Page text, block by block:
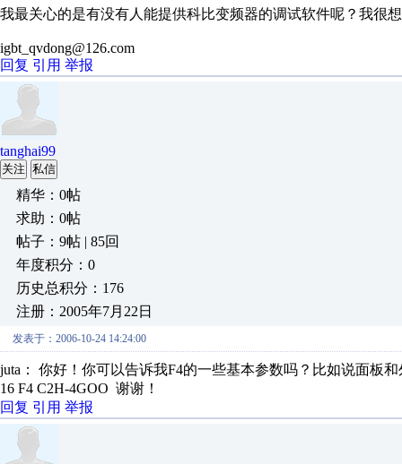
我最关心的是有没有人能提供科比变频器的调试软件呢？我很
igbt_qvdong@126.com
回复 引用 举报
tanghai99
关注 私信
精华：0帖
求助：0帖
帖子：9帖 | 85回
年度积分：0
历史总积分：176
注册：2005年7月22日
发表于：2006-10-24 14:24:00
juta： 你好！你可以告诉我F4的一些基本参数吗？比如说面板
16 F4 C2H-4GOO 谢谢！
回复 引用 举报